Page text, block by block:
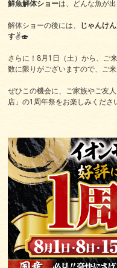
鮮魚解体ショーは、どんな魚が
解体ショーの後には、 じゃんけ
す✌️🍣
さらに！8月1日（土）から、ご
数に限りがございますので、ご
ぜひこの機会に、ご家族やご友
店」の1周年祭をお楽しみくださ